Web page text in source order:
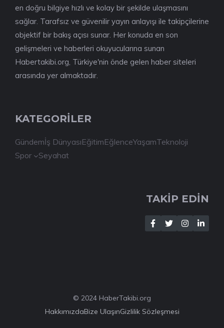
en doğru bilgiye hızlı ve kolay bir şekilde ulaşmasını
sağlar. Tarafsız ve güvenilir yayın anlayışı ile takipçilerine
objektif bir bakış açısı sunar. Her konuda en son
gelişmeleri ve haberleri okuyucularına sunan
Habertakibi.org, Türkiye'nin önde gelen haber siteleri
arasında yer almaktadır.
KATEGORİLER
Gündemİş DünyasıEğitimEğlenceYaşamTeknoloji
Spor
Seyahat
TAKİP EDİN
© 2024 HaberTakibi.org
HakkımızdaBize UlaşınGizlilik Sözleşmesi